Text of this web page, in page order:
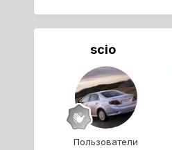
scio
Пользователи